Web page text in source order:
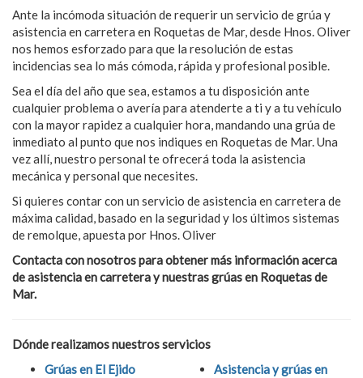
Ante la incómoda situación de requerir un servicio de grúa y
asistencia en carretera en Roquetas de Mar, desde Hnos. Oliver
nos hemos esforzado para que la resolución de estas
incidencias sea lo más cómoda, rápida y profesional posible.
Sea el día del año que sea, estamos a tu disposición ante
cualquier problema o avería para atenderte a ti y a tu vehículo
con la mayor rapidez a cualquier hora, mandando una grúa de
inmediato al punto que nos indiques en Roquetas de Mar. Una
vez allí, nuestro personal te ofrecerá toda la asistencia
mecánica y personal que necesites.
Si quieres contar con un servicio de asistencia en carretera de
máxima calidad, basado en la seguridad y los últimos sistemas
de remolque, apuesta por Hnos. Oliver
Contacta con nosotros para obtener más información acerca
de asistencia en carretera y nuestras grúas en Roquetas de
Mar.
Dónde realizamos nuestros servicios
Grúas en El Ejido
Asistencia y grúas en